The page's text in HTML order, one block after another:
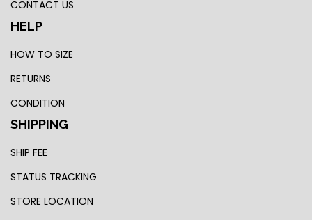
CONTACT US
HELP
HOW TO SIZE
RETURNS
CONDITION
SHIPPING
SHIP FEE
STATUS TRACKING
STORE LOCATION